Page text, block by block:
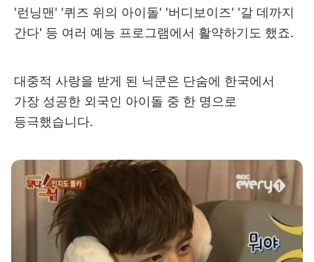
'런닝맨' '퀴즈 위의 아이돌' '버디보이즈' '갈 데까지
간다' 등 여러 예능 프로그램에서 활약하기도 했죠.
대중적 사랑을 받게 된 닉쿤은 단숨에 한국에서
가장 성공한 외국인 아이돌 중 한 명으로
등극했습니다.